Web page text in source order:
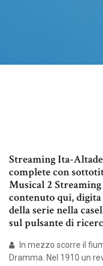
Streaming Ita-
complete con
Musical 2
contenuto qui,
della serie nella
sul pulsante di
In mezzo scorre il
Dramma. Nel 1910 un